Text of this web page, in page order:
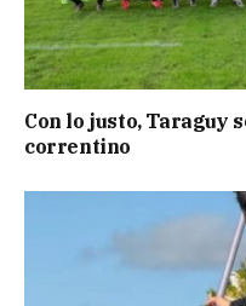
Con lo justo, Taraguy
correntino